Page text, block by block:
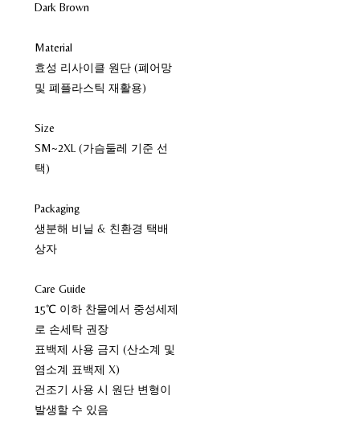
Dark Brown
Material
효성 리사이클 원단 (폐어망
및 폐플라스틱 재활용)
Size
SM~2XL (가슴둘레 기준 선
택)
Packaging
생분해 비닐 & 친환경 택배
상자
Care Guide
15℃ 이하 찬물에서 중성세제
로 손세탁 권장
표백제 사용 금지 (산소계 및
염소계 표백제 X)
건조기 사용 시 원단 변형이
발생할 수 있음